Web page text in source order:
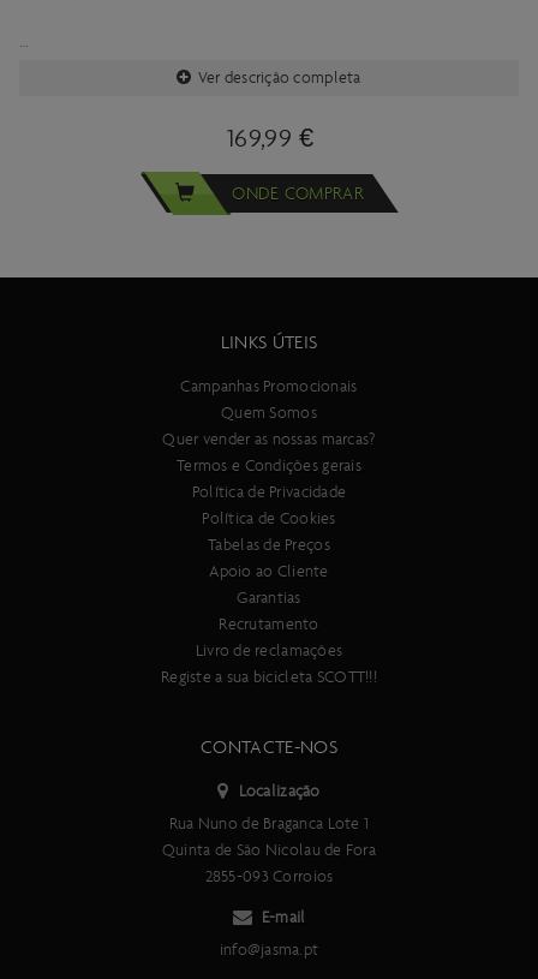
As imagens deste produto são meramente ilustrativas.
Ver descrição completa
169,99 €
ONDE COMPRAR
LINKS ÚTEIS
Campanhas Promocionais
Quem Somos
Quer vender as nossas marcas?
Termos e Condições gerais
Política de Privacidade
Política de Cookies
Tabelas de Preços
Apoio ao Cliente
Garantias
Recrutamento
Livro de reclamações
Registe a sua bicicleta SCOTT!!!
CONTACTE-NOS
Localização
Rua Nuno de Braganca Lote 1
Quinta de São Nicolau de Fora
2855-093 Corroios
E-mail
info@jasma.pt